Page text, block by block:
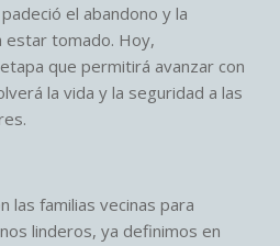
el abandono y la
estar tomado. Hoy,
que permitirá avanzar con
la vida y la seguridad a las
las familias vecinas para
linderos, ya definimos en